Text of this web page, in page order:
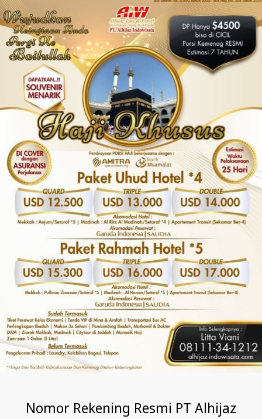
Nomor Rekening Resmi PT Alhijaz